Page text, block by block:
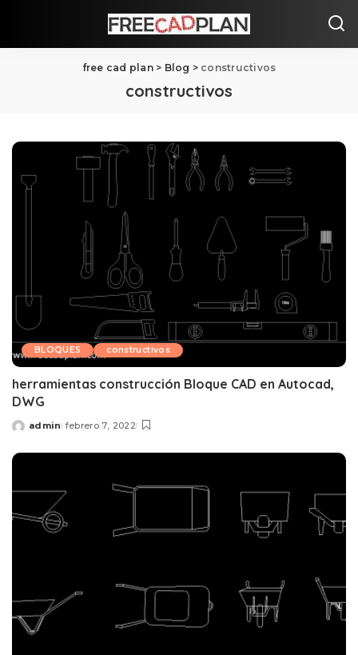
free cad plan> Blog > constructivos
constructivos
BLOQUES constructivos
herramientas construcción Bloque CAD en Autocad,
DWG
Posted
admin febrero 7, 2022